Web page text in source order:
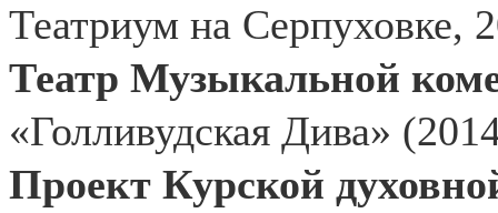
Театриум на Серпуховке,
Театр Музыкальной
«Голливудская Дива»
Проект Курской